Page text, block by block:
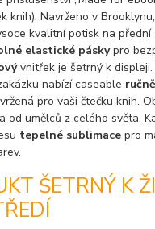
knih). Navrženo v
kvalitní potisk na
elastické páskypro
vnitřek je šetrný k displeji.
nabízí caseable
pro vaši čtečku knih.
od umělců z celého světa.
tepelné sublimace pro
ŠETRNÝ K